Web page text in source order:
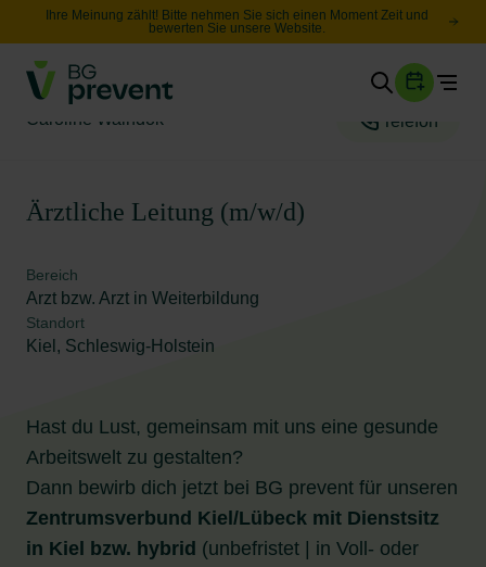
Ihre Meinung zählt! Bitte nehmen Sie sich einen Moment Zeit und
bewerten Sie unsere Website.
Gesundheit
Unternehmen
Wissen
Caroline Waindok Telefon
Ärztliche Leitung (m/w/d)
Bereich
Arzt bzw. Arzt in Weiterbildung
Standort
Kiel, Schleswig-Holstein
Hast du Lust, gemeinsam mit uns eine gesunde
Arbeitswelt zu gestalten?
Dann bewirb dich jetzt bei BG prevent für unseren
Zentrumsverbund Kiel/Lübeck mit Dienstsitz
in Kiel bzw. hybrid (unbefristet | in Voll- oder